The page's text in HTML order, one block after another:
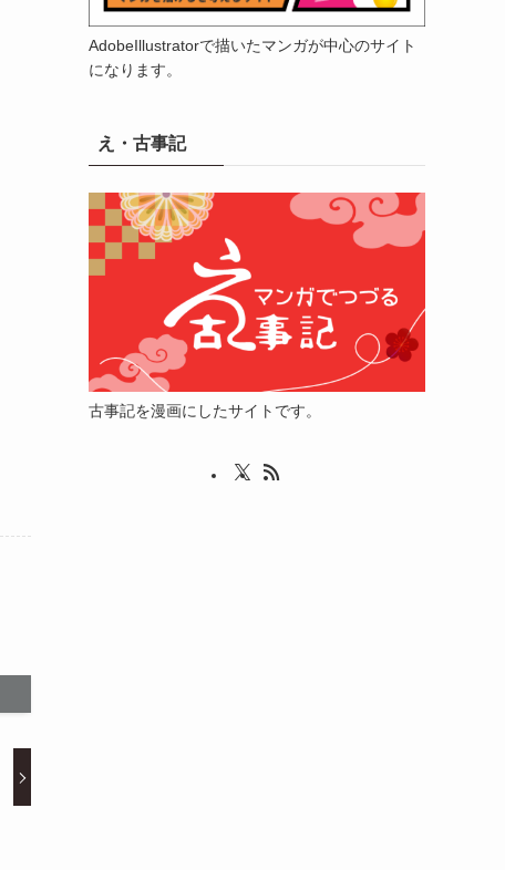
AdobeIllustratorで描いたマンガが中心のサイト
になります。
え・古事記
古事記を漫画にしたサイトです。